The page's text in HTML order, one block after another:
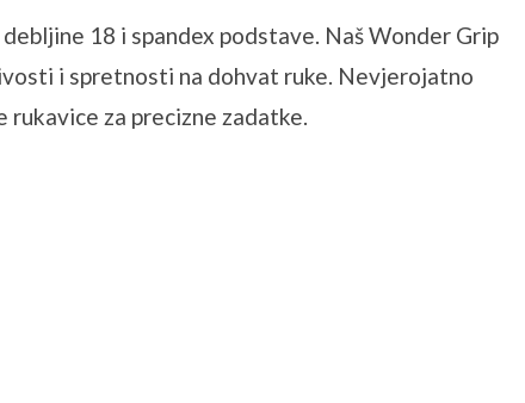
18 i spandex podstave. Naš Wonder Grip
i spretnosti na dohvat ruke. Nevjerojatno
rukavice za precizne zadatke.